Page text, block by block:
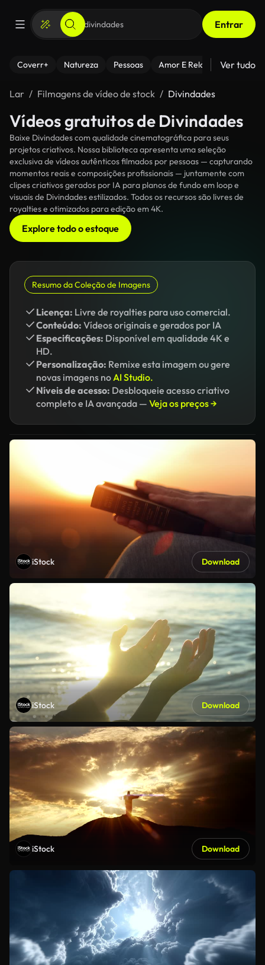
Entrar
Coverr+ Natureza Pessoas Amor E Relacionamentos
Ver tudo
Lar Filmagens de vídeo de stock Divindades
Vídeos gratuitos de Divindades
Baixe Divindades com qualidade cinematográfica para seus
projetos criativos. Nossa biblioteca apresenta uma seleção
exclusiva de vídeos autênticos filmados por pessoas — capturando
momentos reais e composições profissionais — juntamente com
clipes criativos gerados por IA para planos de fundo em loop e
visuais de Divindades estilizados. Todos os recursos são livres de
royalties e otimizados para edição em 4K.
Explore todo o estoque
Resumo da Coleção de Imagens
Licença: Livre de royalties para uso comercial.
Conteúdo: Vídeos originais e gerados por IA
Especificações: Disponível em qualidade 4K e
HD.
Personalização: Remixe esta imagem ou gere
novas imagens noAI Studio.
Níveis de acesso: Desbloqueie acesso criativo
completo e IA avançada — Veja os preços →
iStock Download
iStock Download
iStock Download